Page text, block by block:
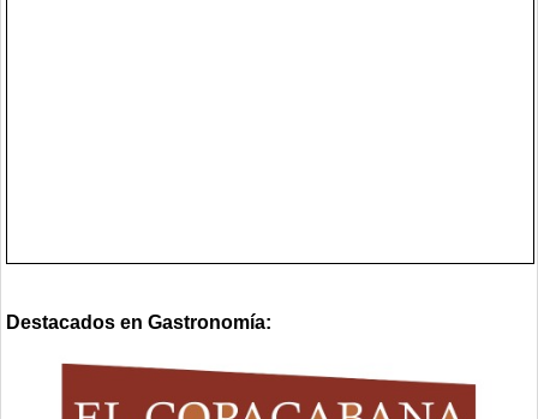
Destacados en Gastronomía: